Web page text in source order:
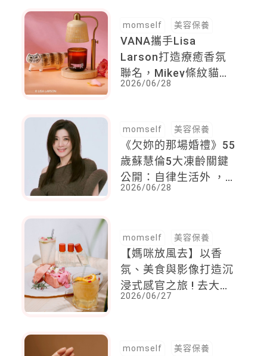
momself 美容保養
VANA攜手Lisa
Larson打造療癒香氛
聯名，Mikey條紋貓躍
上瓶身，展現北歐生活
2026/06/28
momself 美容保養
《欠妳的那場婚禮》55
歲蘇慧倫5大凍齡關鍵
公開：自律生活外 ，
練背與戒糖比起醫美更
2026/06/28
momself 美容保養
【媽咪放風去】以香
氛、美食與影像打造沉
浸式感官之旅 ! 去大稻
埕品嚐「香墅旅程x
2026/06/27
momself 美容保養